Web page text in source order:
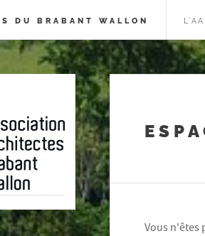
DU BRABANT WALLON
Vous n'êtes